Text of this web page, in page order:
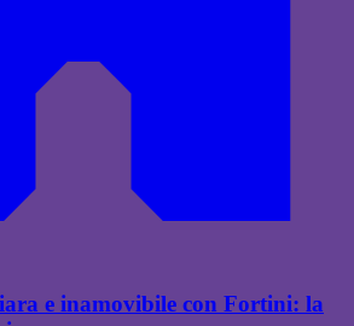
e inamovibile con Fortini: la